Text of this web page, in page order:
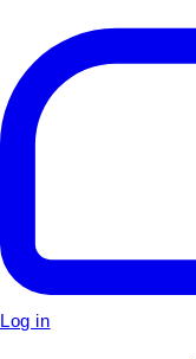
Log in